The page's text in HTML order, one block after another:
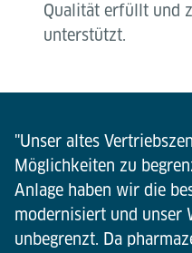
Qualität erfüllt und
unterstützt.
"Unser altes
Möglichkeiten zu
Anlage haben wir die
modernisiert und unser
unbegrenzt. Da